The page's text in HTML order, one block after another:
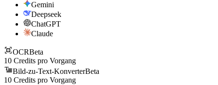
Gemini
Deepseek
ChatGPT
Claude
OCRBeta
10 Credits pro Vorgang
Bild-zu-Text-KonverterBeta
10 Credits pro Vorgang